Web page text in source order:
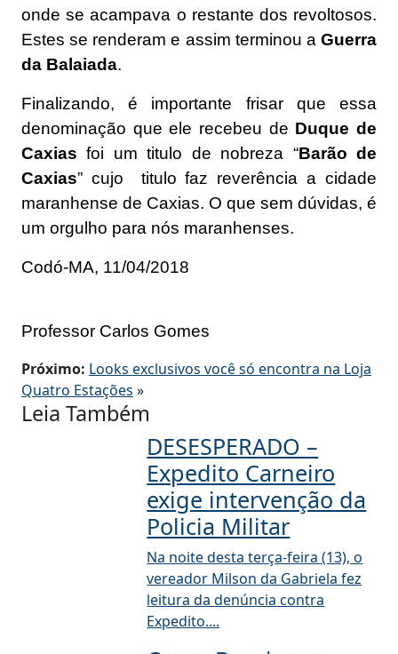
onde se acampava o restante dos revoltosos.
Estes se renderam e assim terminou a Guerra
da Balaiada.
Finalizando, é importante frisar que essa
denominação que ele recebeu de Duque de
Caxias foi um titulo de nobreza “Barão de
Caxias” cujo titulo faz reverência a cidade
maranhense de Caxias. O que sem dúvidas, é
um orgulho para nós maranhenses.
Codó-MA, 11/04/2018
Professor Carlos Gomes
Próximo: Looks exclusivos você só encontra na Loja
Quatro Estações »
Leia Também
DESESPERADO –
Expedito Carneiro
exige intervenção da
Policia Militar
Na noite desta terça-feira (13), o
vereador Milson da Gabriela fez
leitura da denúncia contra
Expedito....